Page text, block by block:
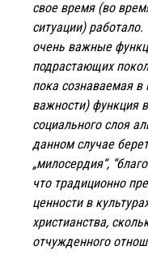
свое время (во
ситуации)
очень важные
подрастающих
пока сознаваемая
важности) функция
социального слоя
данном случае
„милосердия“,
что традиционно
ценности в
христианства,
отчужденного